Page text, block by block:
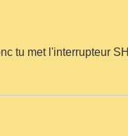
tu met l'interrupteur SH